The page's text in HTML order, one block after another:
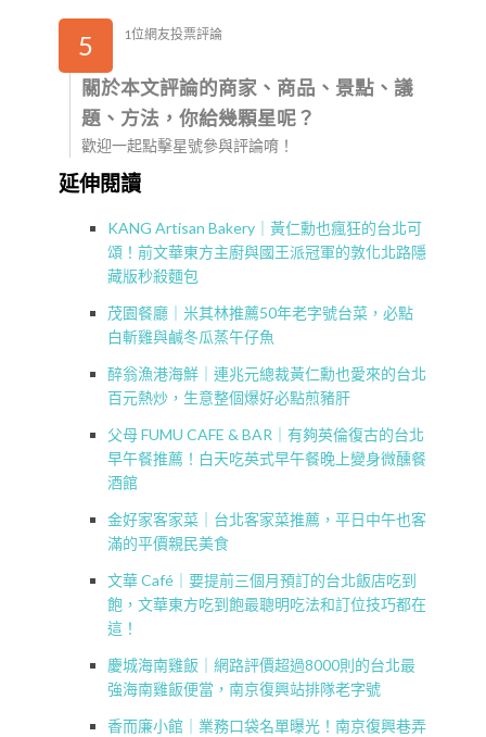
5 1位網友投票評論
關於本文評論的商家、商品、景點、議
題、方法，你給幾顆星呢？
歡迎一起點擊星號參與評論唷！
延伸閱讀
KANG Artisan Bakery｜黃仁勳也瘋狂的台北可
頌！前文華東方主廚與國王派冠軍的敦化北路隱
藏版秒殺麵包
茂園餐廳｜米其林推薦50年老字號台菜，必點
白斬雞與鹹冬瓜蒸午仔魚
醉翁漁港海鮮｜連兆元總裁黃仁勳也愛來的台北
百元熱炒，生意整個爆好必點煎豬肝
父母 FUMU CAFE & BAR｜有夠英倫復古的台北
早午餐推薦！白天吃英式早午餐晚上變身微醺餐
酒館
金好家客家菜｜台北客家菜推薦，平日中午也客
滿的平價親民美食
文華 Café｜要提前三個月預訂的台北飯店吃到
飽，文華東方吃到飽最聰明吃法和訂位技巧都在
這！
慶城海南雞飯｜網路評價超過8000則的台北最
強海南雞飯便當，南京復興站排隊老字號
香而廉小館｜業務口袋名單曝光！南京復興巷弄